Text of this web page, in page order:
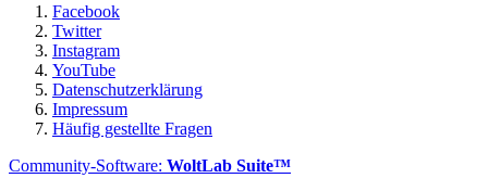
Facebook
Twitter
Instagram
YouTube
Datenschutzerklärung
Impressum
Häufig gestellte Fragen
Community-Software: WoltLab Suite™